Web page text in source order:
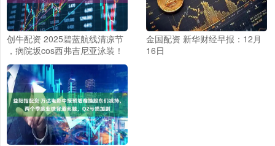
创牛配资 2025碧蓝航线清凉节
，病院坂cos西弗吉尼亚泳装！
金国配资 新华财经早报：12月
16日